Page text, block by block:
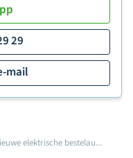
29
mail
elektrische bestelau...